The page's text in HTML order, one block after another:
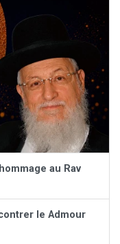
au Rav
le Admour